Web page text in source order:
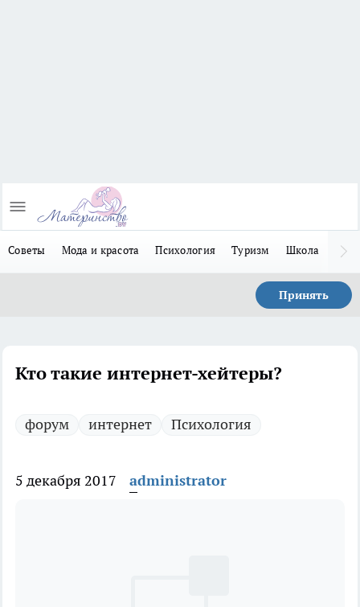
Советы Мода и красота Психология Туризм Школа
Принять
Кто такие интернет-хейтеры?
форум интернет Психология
5 декабря 2017 administrator